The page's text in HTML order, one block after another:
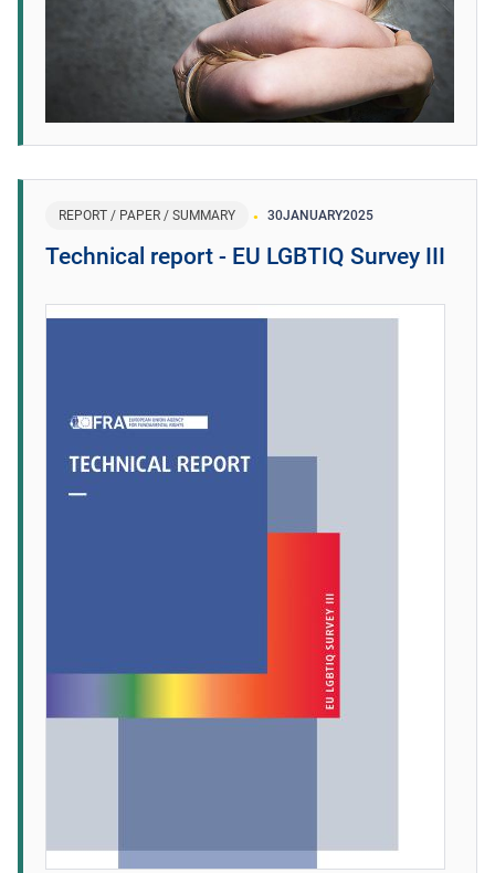
REPORT / PAPER / SUMMARY 30JANUARY2025
Technical report - EU LGBTIQ Survey III